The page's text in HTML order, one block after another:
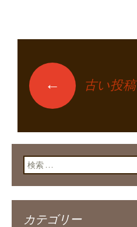
投稿ナビ
ン
← 古い投稿
検索:
カテゴリー